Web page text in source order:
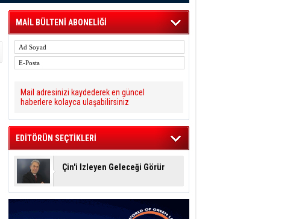
MAİL BÜLTENİ ABONELİĞİ
Mail adresinizi kaydederek en güncel
haberlere kolayca ulaşabilirsiniz
EDİTÖRÜN SEÇTİKLERİ
Çin'i İzleyen Geleceği Görür